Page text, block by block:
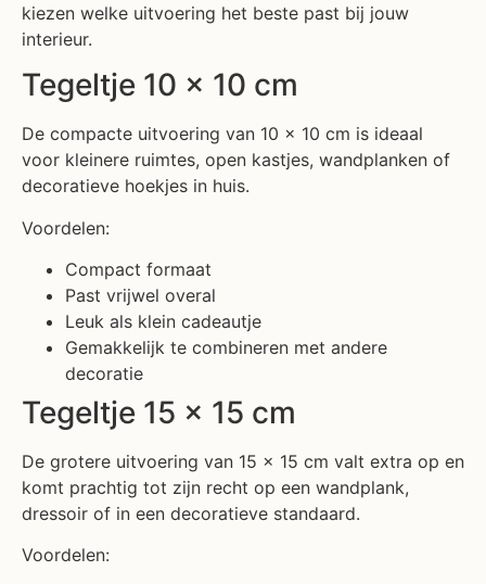
kiezen welke uitvoering het beste past bij jouw
interieur.
Tegeltje 10 x 10 cm
De compacte uitvoering van 10 x 10 cm is ideaal
voor kleinere ruimtes, open kastjes, wandplanken of
decoratieve hoekjes in huis.
Voordelen:
Compact formaat
Past vrijwel overal
Leuk als klein cadeautje
Gemakkelijk te combineren met andere
decoratie
Tegeltje 15 x 15 cm
De grotere uitvoering van 15 x 15 cm valt extra op en
komt prachtig tot zijn recht op een wandplank,
dressoir of in een decoratieve standaard.
Voordelen: